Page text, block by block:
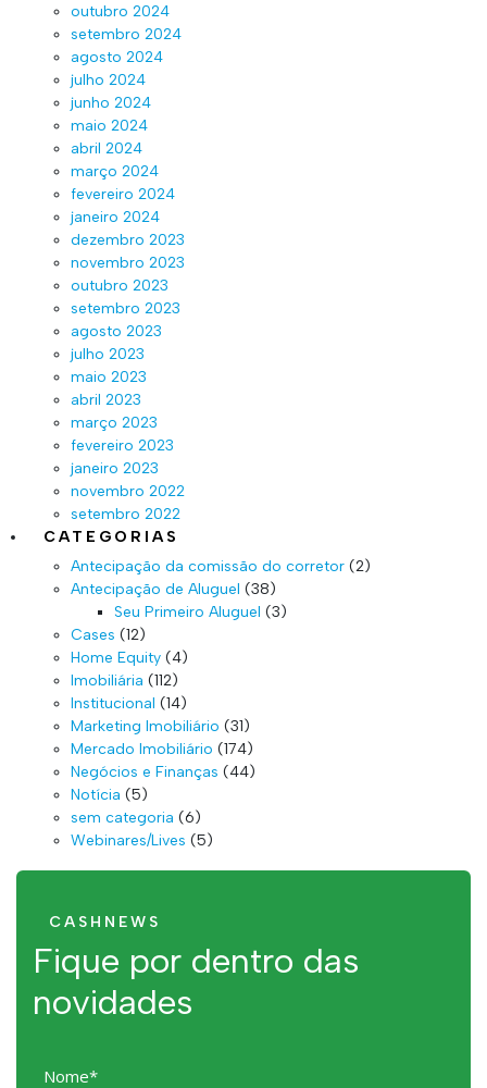
outubro 2024
setembro 2024
agosto 2024
julho 2024
junho 2024
maio 2024
abril 2024
março 2024
fevereiro 2024
janeiro 2024
dezembro 2023
novembro 2023
outubro 2023
setembro 2023
agosto 2023
julho 2023
maio 2023
abril 2023
março 2023
fevereiro 2023
janeiro 2023
novembro 2022
setembro 2022
CATEGORIAS
Antecipação da comissão do corretor (2)
Antecipação de Aluguel (38)
Seu Primeiro Aluguel (3)
Cases (12)
Home Equity (4)
Imobiliária (112)
Institucional (14)
Marketing Imobiliário (31)
Mercado Imobiliário (174)
Negócios e Finanças (44)
Notícia (5)
sem categoria (6)
Webinares/Lives (5)
CASHNEWS
Fique por dentro das
novidades
Nome*